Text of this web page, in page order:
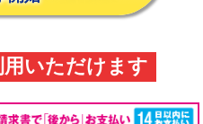
いただけます